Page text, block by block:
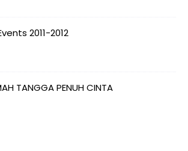
2011-2012
TANGGA PENUH CINTA